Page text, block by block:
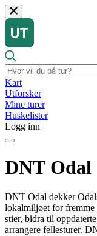
Kart
Utforsker
Mine turer
Huskelister
Logg inn
DNT Odal
DNT Odal dekker
lokalmiljøet for
stier, bidra til
arrangere fellesturer.